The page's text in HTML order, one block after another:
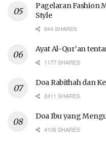
Pagelaran Fashion
Style
644 SHARES
Ayat Al-Qur’an
1177 SHARES
Doa Rabithah dan
2411 SHARES
Doa Ibu yang
4106 SHARES